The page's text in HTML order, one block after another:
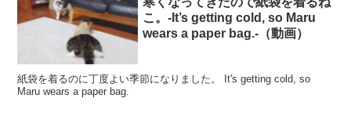
こ。-It’s getting cold, so Maru
wears a paper bag.-（動画）
紙袋を着るのに丁度よい季節になりました。 It's getting cold, so
Maru wears a paper bag.